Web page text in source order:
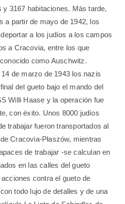
3167 habitaciones. Más tarde,
a partir de mayo de 1942, los
a los judíos a los campos
a Cracovia, entre los que
como Auschwitz.
de marzo de 1943 los nazis
del gueto bajo el mando del
Willi Haase y la operación fue
con éxito. Unos 8000 judíos
trabajar fueron transportados al
Cracovia-Płaszów, mientras
de trabajar -se calculan en
en las calles del gueto
contra el gueto de
todo lujo de detalles y de una